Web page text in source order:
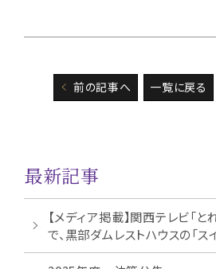
前の記事へ 一覧に戻る
最新記事
【メディア掲載】関西テレビ「と
で、黒部ダムレストハウスの「ス